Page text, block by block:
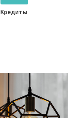
Кредиты